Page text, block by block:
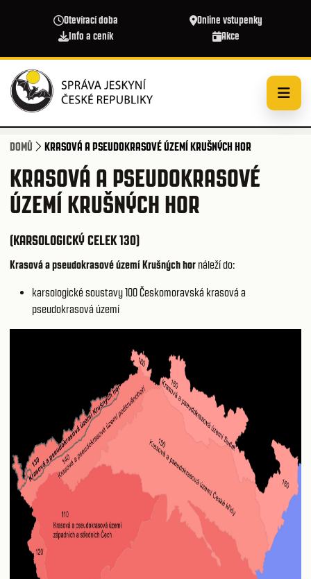
Otevírací doba
Online vstupenky
Info a ceník
Akce
DOMŮ KRASOVÁ A PSEUDOKRASOVÉ ÚZEMÍ KRUŠNÝCH HOR
KRASOVÁ A PSEUDOKRASOVÉ
ÚZEMÍ KRUŠNÝCH HOR
(KARSOLOGICKÝ CELEK 130)
Krasová a pseudokrasové území Krušných hor náleží do:
karsologické soustavy 100Českomoravská krasová a
pseudokrasová území